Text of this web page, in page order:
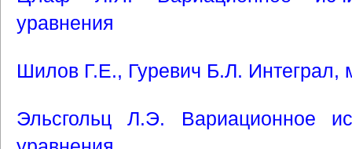
уравнения
Шилов Г.Е., Гуревич Б.Л. Интеграл,
Эльсгольц Л.Э. Вариационное